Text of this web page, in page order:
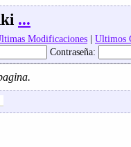
...
Modificaciones | Ultimos
Contraseña: